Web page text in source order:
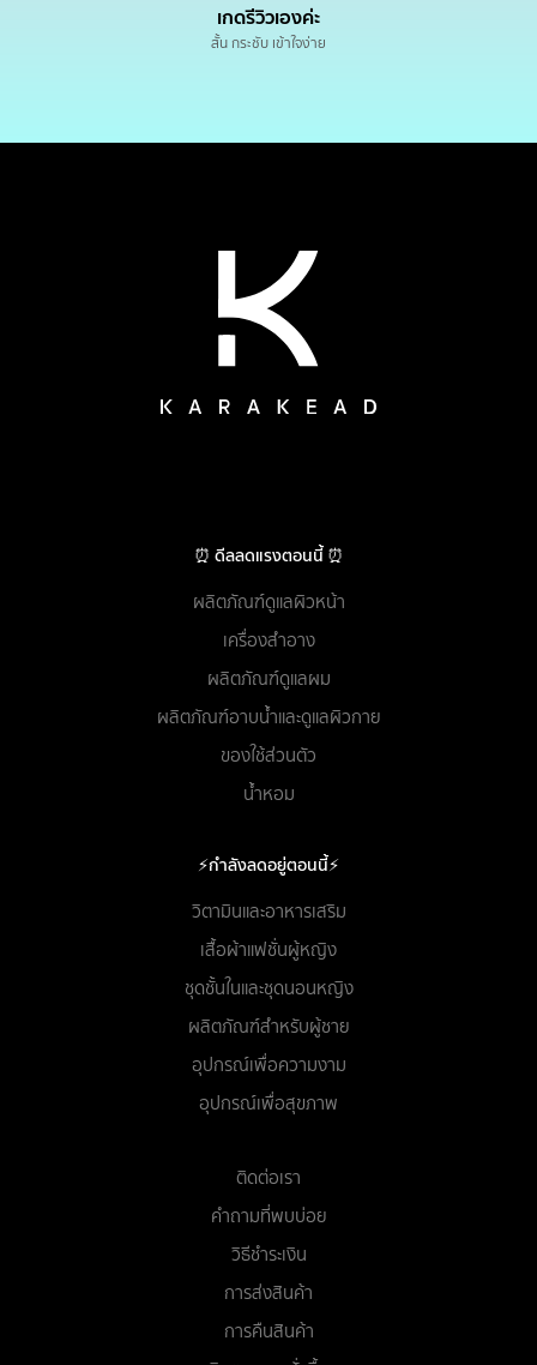
เกดรีวิวเองค่ะ
สั้น กระชับ เข้าใจง่าย
⏰ ดีลลดแรงตอนนี้ ⏰
ผลิตภัณฑ์ดูแลผิวหน้า
เครื่องสำอาง
ผลิตภัณฑ์ดูแลผม
ผลิตภัณฑ์อาบน้ำและดูแลผิวกาย
ของใช้ส่วนตัว
น้ำหอม
⚡กำลังลดอยู่ตอนนี้⚡
วิตามินและอาหารเสริม
เสื้อผ้าแฟชั่นผู้หญิง
ชุดชั้นในและชุดนอนหญิง
ผลิตภัณฑ์สำหรับผู้ชาย
อุปกรณ์เพื่อความงาม
อุปกรณ์เพื่อสุขภาพ
ติดต่อเรา
คำถามที่พบบ่อย
วิธีชำระเงิน
การส่งสินค้า
การคืนสินค้า